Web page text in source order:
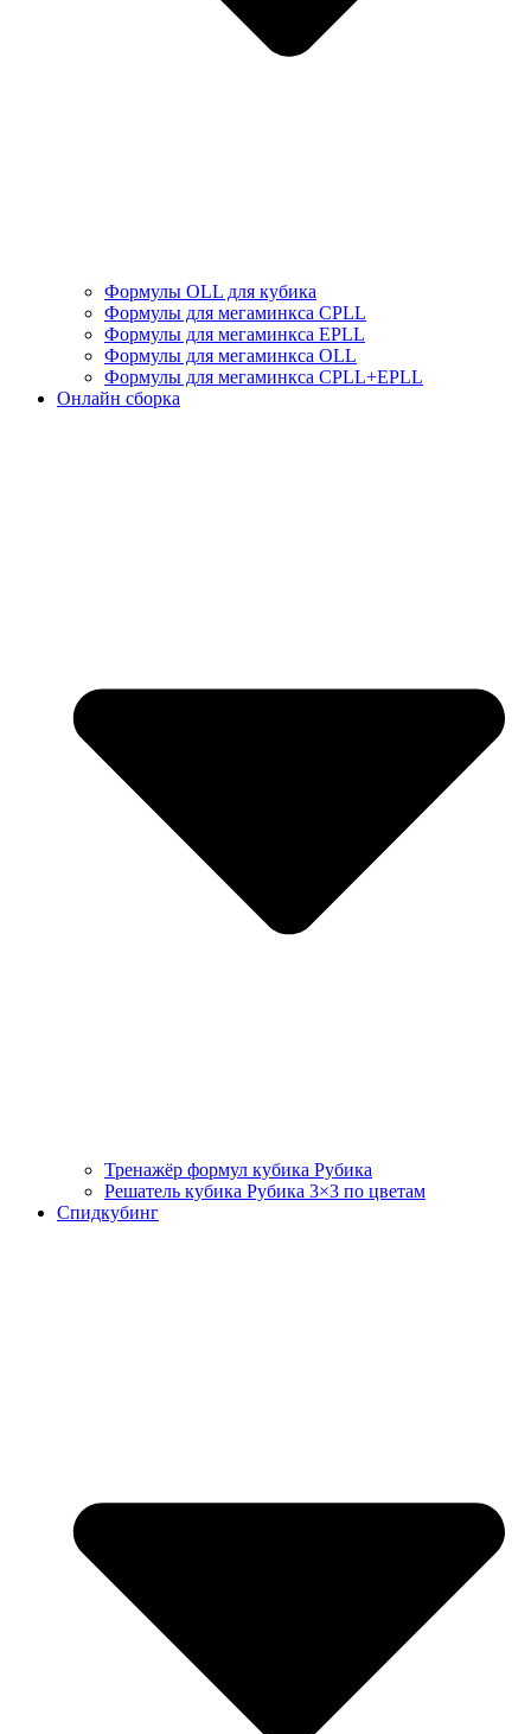
Формулы OLL для кубика
Формулы для мегаминкса СPLL
Формулы для мегаминкса EPLL
Формулы для мегаминкса OLL
Формулы для мегаминкса CPLL+EPLL
Онлайн сборка
Тренажёр формул кубика Рубика
Решатель кубика Рубика 3×3 по цветам
Спидкубинг